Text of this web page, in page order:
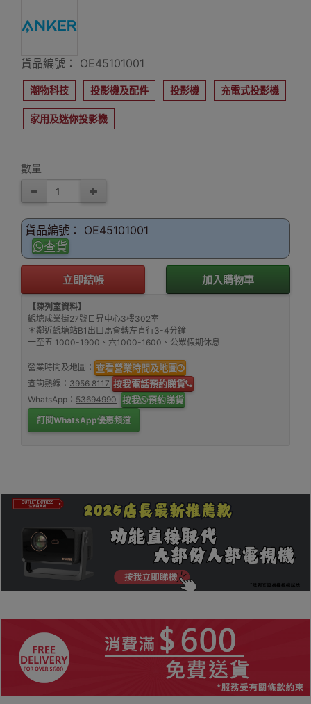
貨品編號： OE45101001
潮物科技 投影機及配件 投影機 充電式投影機
家用及迷你投影機
數量
貨品編號： OE45101001
查貨
立即結帳 加入購物車
【陳列室資料】
觀塘成業街27號日昇中心3樓302室
＊鄰近觀塘站B1出口馬會轉左直行3-4分鐘
一至五 1000-1900、六1000-1600、公眾假期休息
營業時間及地圖： 查看營業時間及地圖
查詢熱線： 3956 8117 按我電話預約睇貨
WhatsApp： 53694990 按我 預約睇貨
訂閱WhatsApp優惠頻道